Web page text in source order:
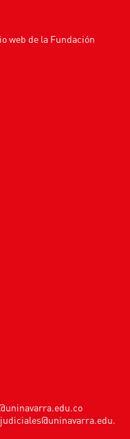
web de la Fundación